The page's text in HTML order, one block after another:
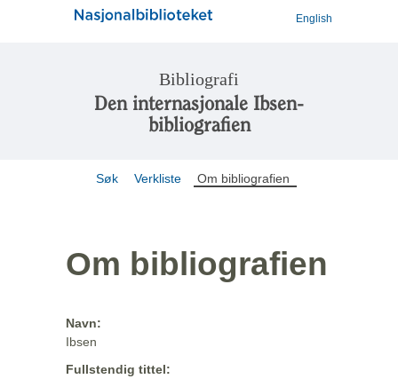
English
Bibliografi
Den internasjonale Ibsen-
bibliografien
Søk Verkliste Om bibliografien
Om bibliografien
Navn:
Ibsen
Fullstendig tittel: